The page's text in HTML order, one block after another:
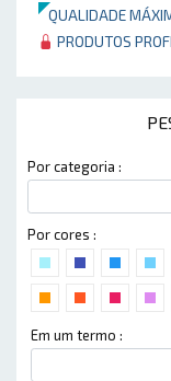
QUALIDADE
PRODUTOS
Por categoria :
Por cores :
Em um termo :